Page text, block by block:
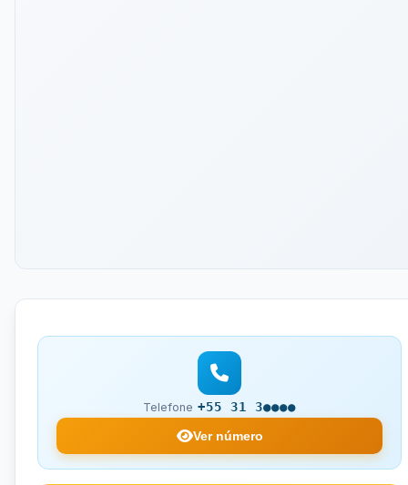
Telefone +55 31 3●●●●
Ver número